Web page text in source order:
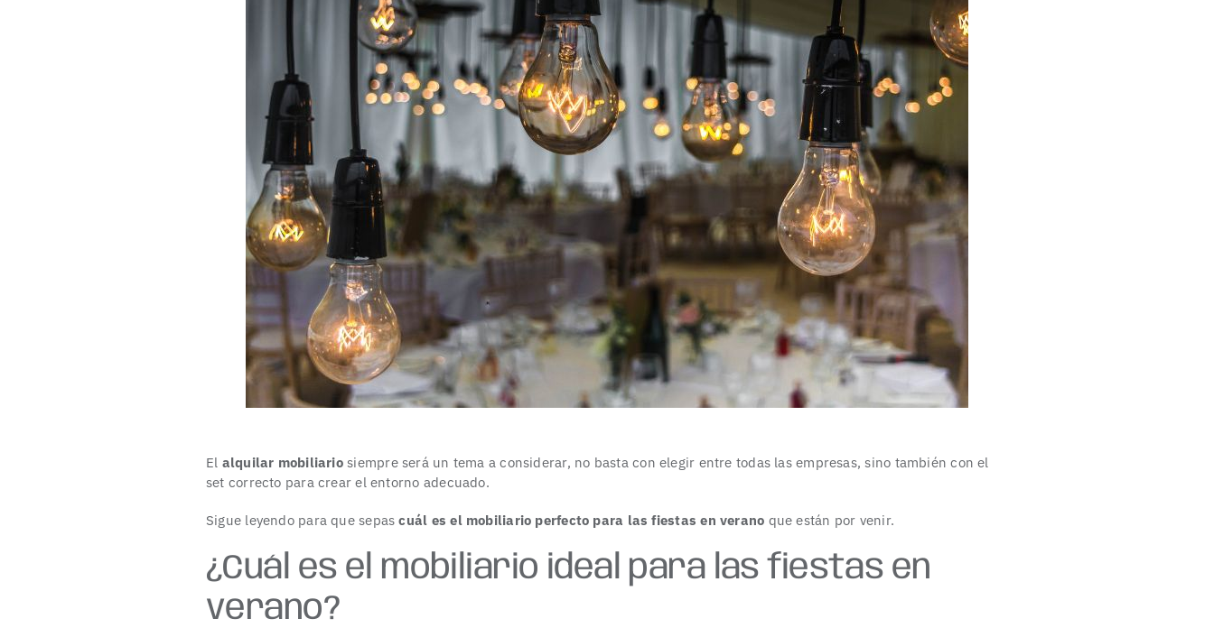
El alquilar mobiliariosiempre será un tema a considerar, no basta con elegir entre todas las empresas, sino también con el
set correcto para crear el entorno adecuado.
Sigue leyendo para que sepascuál es el mobiliario perfecto para las fiestas en verano que están por venir.
¿Cuál es el mobiliario ideal para las fiestas en
verano?